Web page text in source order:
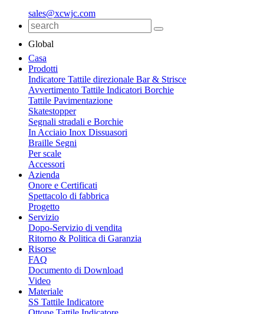
sales@xcwjc.com
Global
Casa
Prodotti
Indicatore Tattile direzionale Bar & Strisce
Avvertimento Tattile Indicatori Borchie
Tattile Pavimentazione
Skatestopper
Segnali stradali e Borchie
In Acciaio Inox Dissuasori
Braille Segni
Per scale
Accessori
Azienda
Onore e Certificati
Spettacolo di fabbrica
Progetto
Servizio
Dopo-Servizio di vendita
Ritorno & Politica di Garanzia
Risorse
FAQ
Documento di Download
Video
Materiale
SS Tattile Indicatore